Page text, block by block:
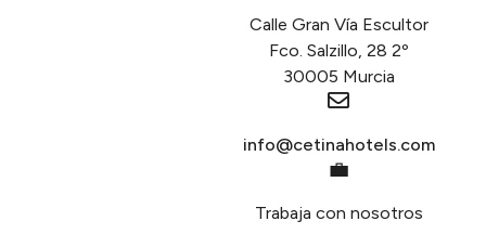
Calle Gran Vía Escultor
Fco. Salzillo, 28 2º
30005 Murcia
info@cetinahotels.com
Trabaja con nosotros